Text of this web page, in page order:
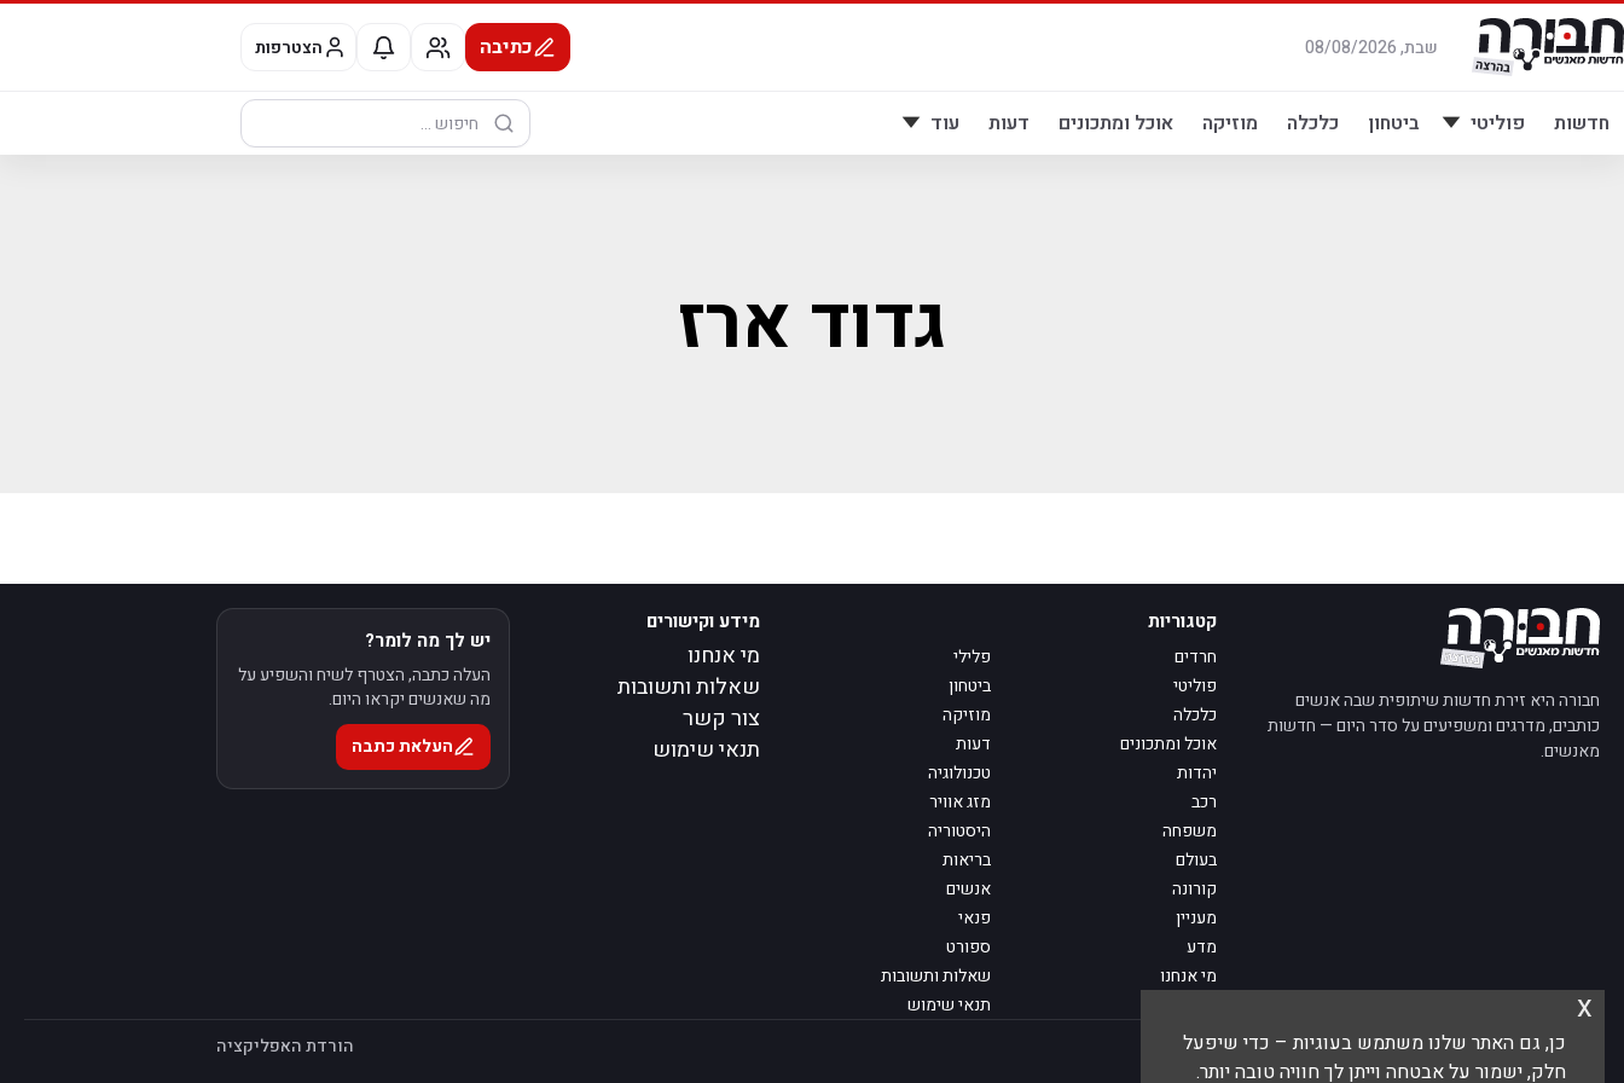
דלג
לתוכן
שבת, 08/08/2026 כתיבה הצטרפות
חדשות פוליטי ביטחון כלכלה מוזיקה אוכל ומתכונים דעות עוד
חיפוש:
גדוד ארז
כן, גם האתר שלנו משתמש בעוגיות – כדי שיפעל
חלק, ישמור על אבטחה וייתן לך חוויה טובה יותר.
x
חבורה היא זירת חדשות שיתופית שבה אנשים
כותבים, מדרגים ומשפיעים על סדר היום — חדשות
מאנשים.
קטגוריות
חרדים
פלילי
פוליטי
ביטחון
כלכלה
מוזיקה
אוכל ומתכונים
דעות
יהדות
טכנולוגיה
רכב
מזג אוויר
משפחה
היסטוריה
בעולם
בריאות
קורונה
אנשים
מעניין
פנאי
מדע
ספורט
מי אנחנו
שאלות ותשובות
תנאי שימוש
מידע וקישורים
מי אנחנו
שאלות ותשובות
צור קשר
תנאי שימוש
יש לך מה לומר?
העלה כתבה, הצטרף לשיח והשפיע על
מה שאנשים יקראו היום.
העלאת כתבה
הורדת האפליקציה